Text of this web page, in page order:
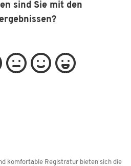
sind Sie mit den
komfortable Registratur bieten sich die